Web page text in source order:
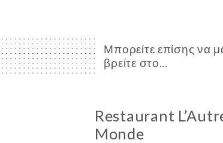
Μπορείτε επίσης να
βρείτε στο...
Restaurant
Monde